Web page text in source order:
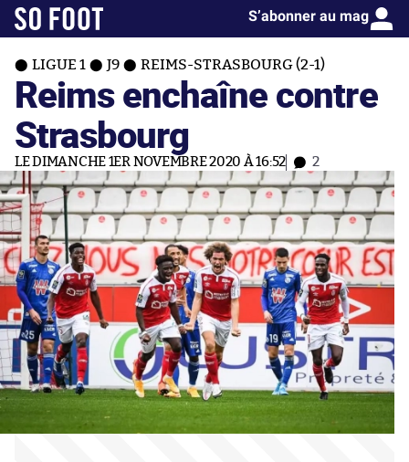
S’abonner au mag
LIGUE 1 J9 REIMS-STRASBOURG (2-1)
Reims enchaîne contre
Strasbourg
LE DIMANCHE 1ER NOVEMBRE 2020 À 16:52 2